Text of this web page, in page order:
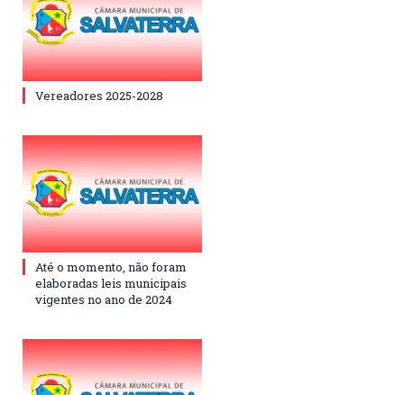
Vereadores 2025-2028
Até o momento, não foram
elaboradas leis municipais
vigentes no ano de 2024